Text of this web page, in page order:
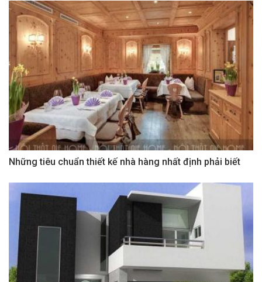
Những tiêu chuẩn thiết kế nhà hàng nhất định phải biết